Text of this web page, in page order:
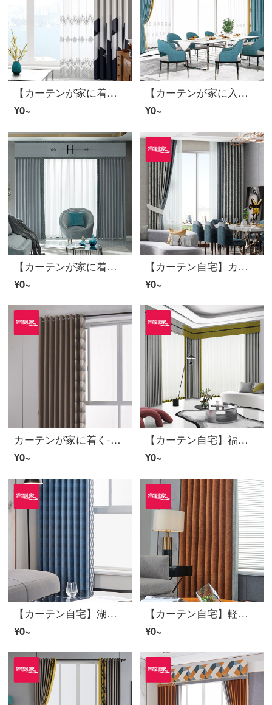
【カーテンが家に着く】カーテンの完成品を軽くシームレスにつなぐ高遮光のカーテン現代リビングルームのベッドルームのルービックキューブの花開き高精密床の窓LDC 20 SSA-2101ホールを開ける/カーテンヘッドをくわえない(高さ2.6メートル以内で変更可能)XLのカーテンセット/ダブルオープン(適用窓幅3.5-4.2メートル)
¥0~
【カーテンが家に入る】百掛022打孔/カーテンなし（高さ2.6メートル以内で改変可能）XXLの暖簾セット/ダブルオープン（適用窓幅3.5-42.2メートル）
¥0~
【カーテンが家に着く】カーテン製品の光豪華高遮光ジャカードの拡散林壁透綴定型化ポリエステルリビングルームの現代カスタムダウンウィンドウJBLW 016 Sフック/カーテンヘッドを含まない(高2.6 m以内で変更可能)XLのカーテンセット/ダブルオープン(適用窓幅4.2-4.5 m)
¥0~
【カーテン自宅】カーテン製品の高遮光きらびやかな星河落下窓リビングルームの高精密つなぎ合わせ定型化には、裏地LDC 20 FWC-Sフック/カーテンヘッドを含まない(高さ2.6メートル以内で変更可能)XLのカーテンセット/ダブルオープン(適用窓幅4.2-4.5メートル)
¥0~
カーテンが家に着く-光豪華で簡単な高遮光カスタムエッジカーテン製品上海灘リビングルームの床にある窓のカーテンにLDC 20 SSC-70ホールを設置する/カーテンヘッドを含まない(高さ2.6メートル以内は変更可能)Mカーテンのセット/ダブルオープン(適用窓の幅2.5-3メートル)
¥0~
【カーテン自宅】福園高遮光高精密定型化継ぎ接ぎリビングルームの軽奢なカーテンの完成品のジャーキーカスタム床窓JBLW 004 Sフック/カーテンヘッドを含まない(高さ2.6メートル以内で変更可能)XLのカーテンセット/ダブルオープン(適用窓幅4.2-4.5メートル)
¥0~
【カーテン自宅】湖の光オーダーメイドリビングルームの高遮光窓高精密ジャカード定型カーテンの完成品をつなぎ合わせて取り付けます。FWC 124は穴を開けます。/カーテンヘッドをくわえない(高さ2.6メートル以内は変えられます。)XLのカーテンセット/ダブルオープン(適用窓幅4.2-4.5メートル)
¥0~
【カーテン自宅】軽豪華カーテン製品のジャカード現代高遮光定型ポリエステルのテーピングカスタムオレンジサイダーのカーテンLDC 20 SSC-73ノック/カーテンヘッドなし(高さ2.6メートル以内で変更可能)XLのカーテンセット/ダブルオープン(適用窓幅3.5-4.2メートル)
¥0~